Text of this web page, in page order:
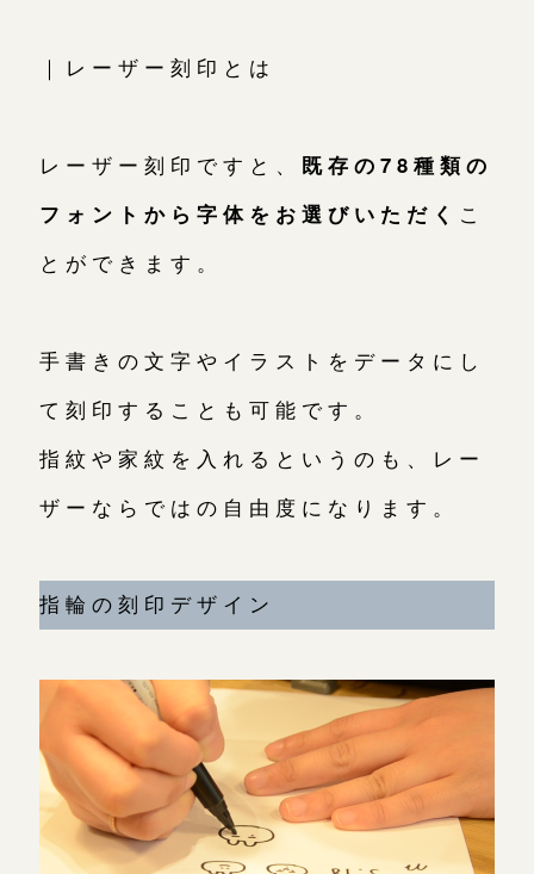
｜レーザー刻印とは
レーザー刻印ですと、 既存の78種類の
フォントから字体をお選びいただく こ
とができます。
手書きの文字やイラストをデータにし
て刻印することも可能です。
指紋や家紋を入れるというのも、レー
ザーならではの自由度になります。
指輪の刻印デザイン